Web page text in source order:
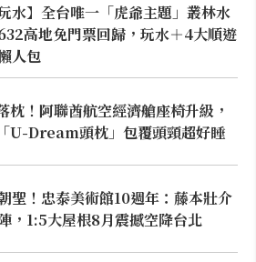
水】全台唯一「虎爺主題」叢林水
高地免門票回歸，玩水＋4大順遊
人包
枕！阿聯酋航空經濟艙座椅升級，
U-Dream頭枕」包覆頭頸超好睡
聖！忠泰美術館10週年：藤本壯介
，1:5大屋根8月震撼空降台北